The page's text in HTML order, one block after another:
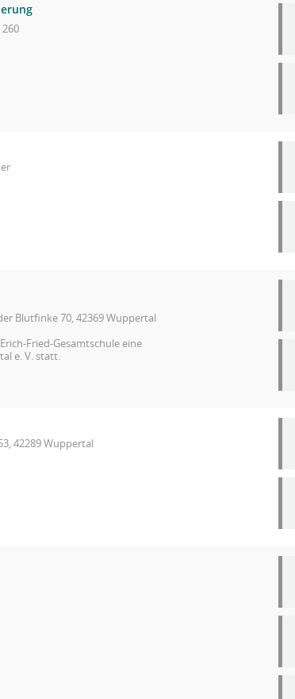
Blutfinke 70, 42369 Wuppertal
Fried-Gesamtschule eine
e. V. statt.
42289 Wuppertal